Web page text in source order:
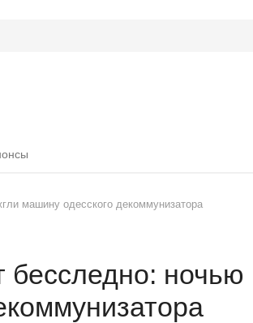
машину одесского декоммунизатора
бесследно: ночью